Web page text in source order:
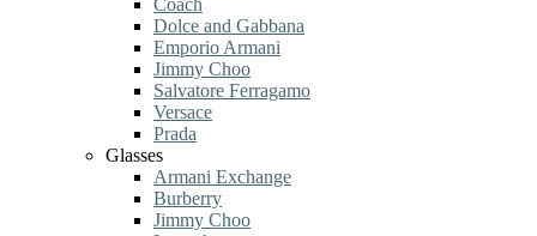
Coach
Dolce and Gabbana
Emporio Armani
Jimmy Choo
Salvatore Ferragamo
Versace
Prada
Glasses
Armani Exchange
Burberry
Jimmy Choo